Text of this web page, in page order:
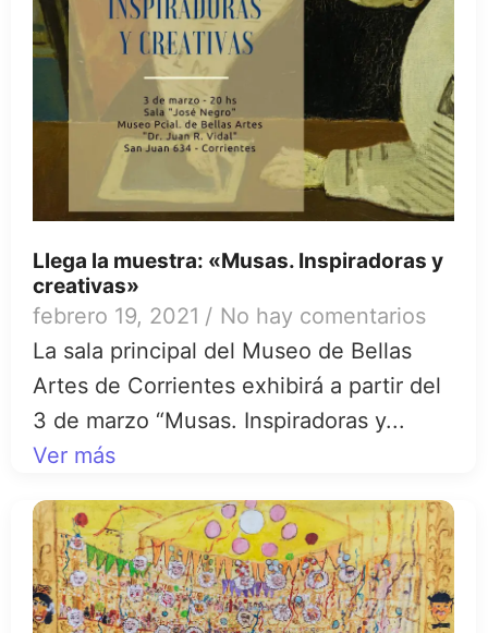
Llega la muestra: «Musas. Inspiradoras y
creativas»
febrero 19, 2021 / No hay comentarios
La sala principal del Museo de Bellas
Artes de Corrientes exhibirá a partir del
3 de marzo “Musas. Inspiradoras y...
Ver más